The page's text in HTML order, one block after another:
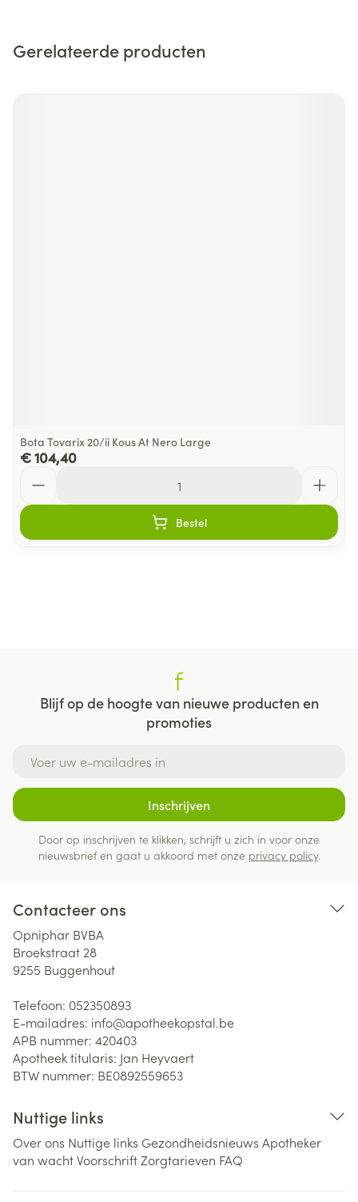
Gerelateerde producten
Bota Tovarix 20/ii Kous At Nero Large
€ 104,40
Bestel
Blijf op de hoogte van nieuwe producten en
promoties
Inschrijven
Door op inschrijven te klikken, schrijft u zich in voor onze
nieuwsbrief en gaat u akkoord met onze privacy policy.
Contacteer ons
Opniphar BVBA
Broekstraat 28
9255 Buggenhout
Telefoon: 052350893
E-mailadres: info@apotheekopstal.be
APB nummer: 420403
Apotheek titularis: Jan Heyvaert
BTW nummer: BE0892559653
Nuttige links
Over ons Nuttige links Gezondheidsnieuws Apotheker
van wachtVoorschriftZorgtarieven FAQ